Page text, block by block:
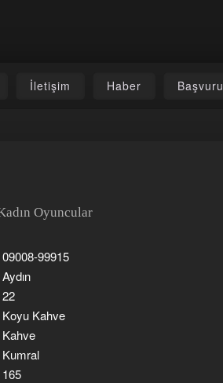
İletişim Haber Başvuru
Oyuncular
09008-99915
Aydın
22
Koyu Kahve
Kahve
Kumral
165